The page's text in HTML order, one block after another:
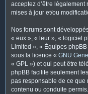
acceptez d’être
mises à jour et/ou
Nos forums sont
« eux », « leur », « logiciel
Limited », « Équipes
sous la licence « GNU
« GPL ») et qui peut être
phpBB facilite seulement
pas responsable de ce que
contenu ou conduite